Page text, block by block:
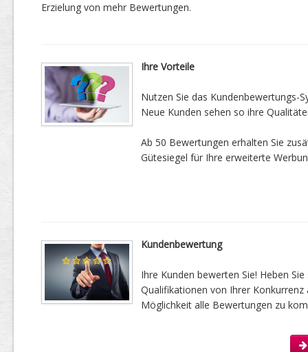
Erzielung von mehr Bewertungen.
Ihre Vorteile
Nutzen Sie das Kundenbewertungs-
Neue Kunden sehen so ihre
Ab 50 Bewertungen erhalten Sie
Gütesiegel für Ihre erweiterte
Kundenbewertung
Ihre Kunden bewerten Sie! Heben
Qualifikationen von Ihrer Konkurrenz
Möglichkeit alle Bewertungen zu